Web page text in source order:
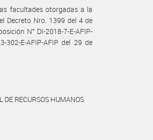
facultades otorgadas a la
el Decreto Nro. 1399 del 4 de
N° DI-2018-7-E-AFIP-
E-AFIP-AFIP del 29 de
DE RECURSOS HUMANOS